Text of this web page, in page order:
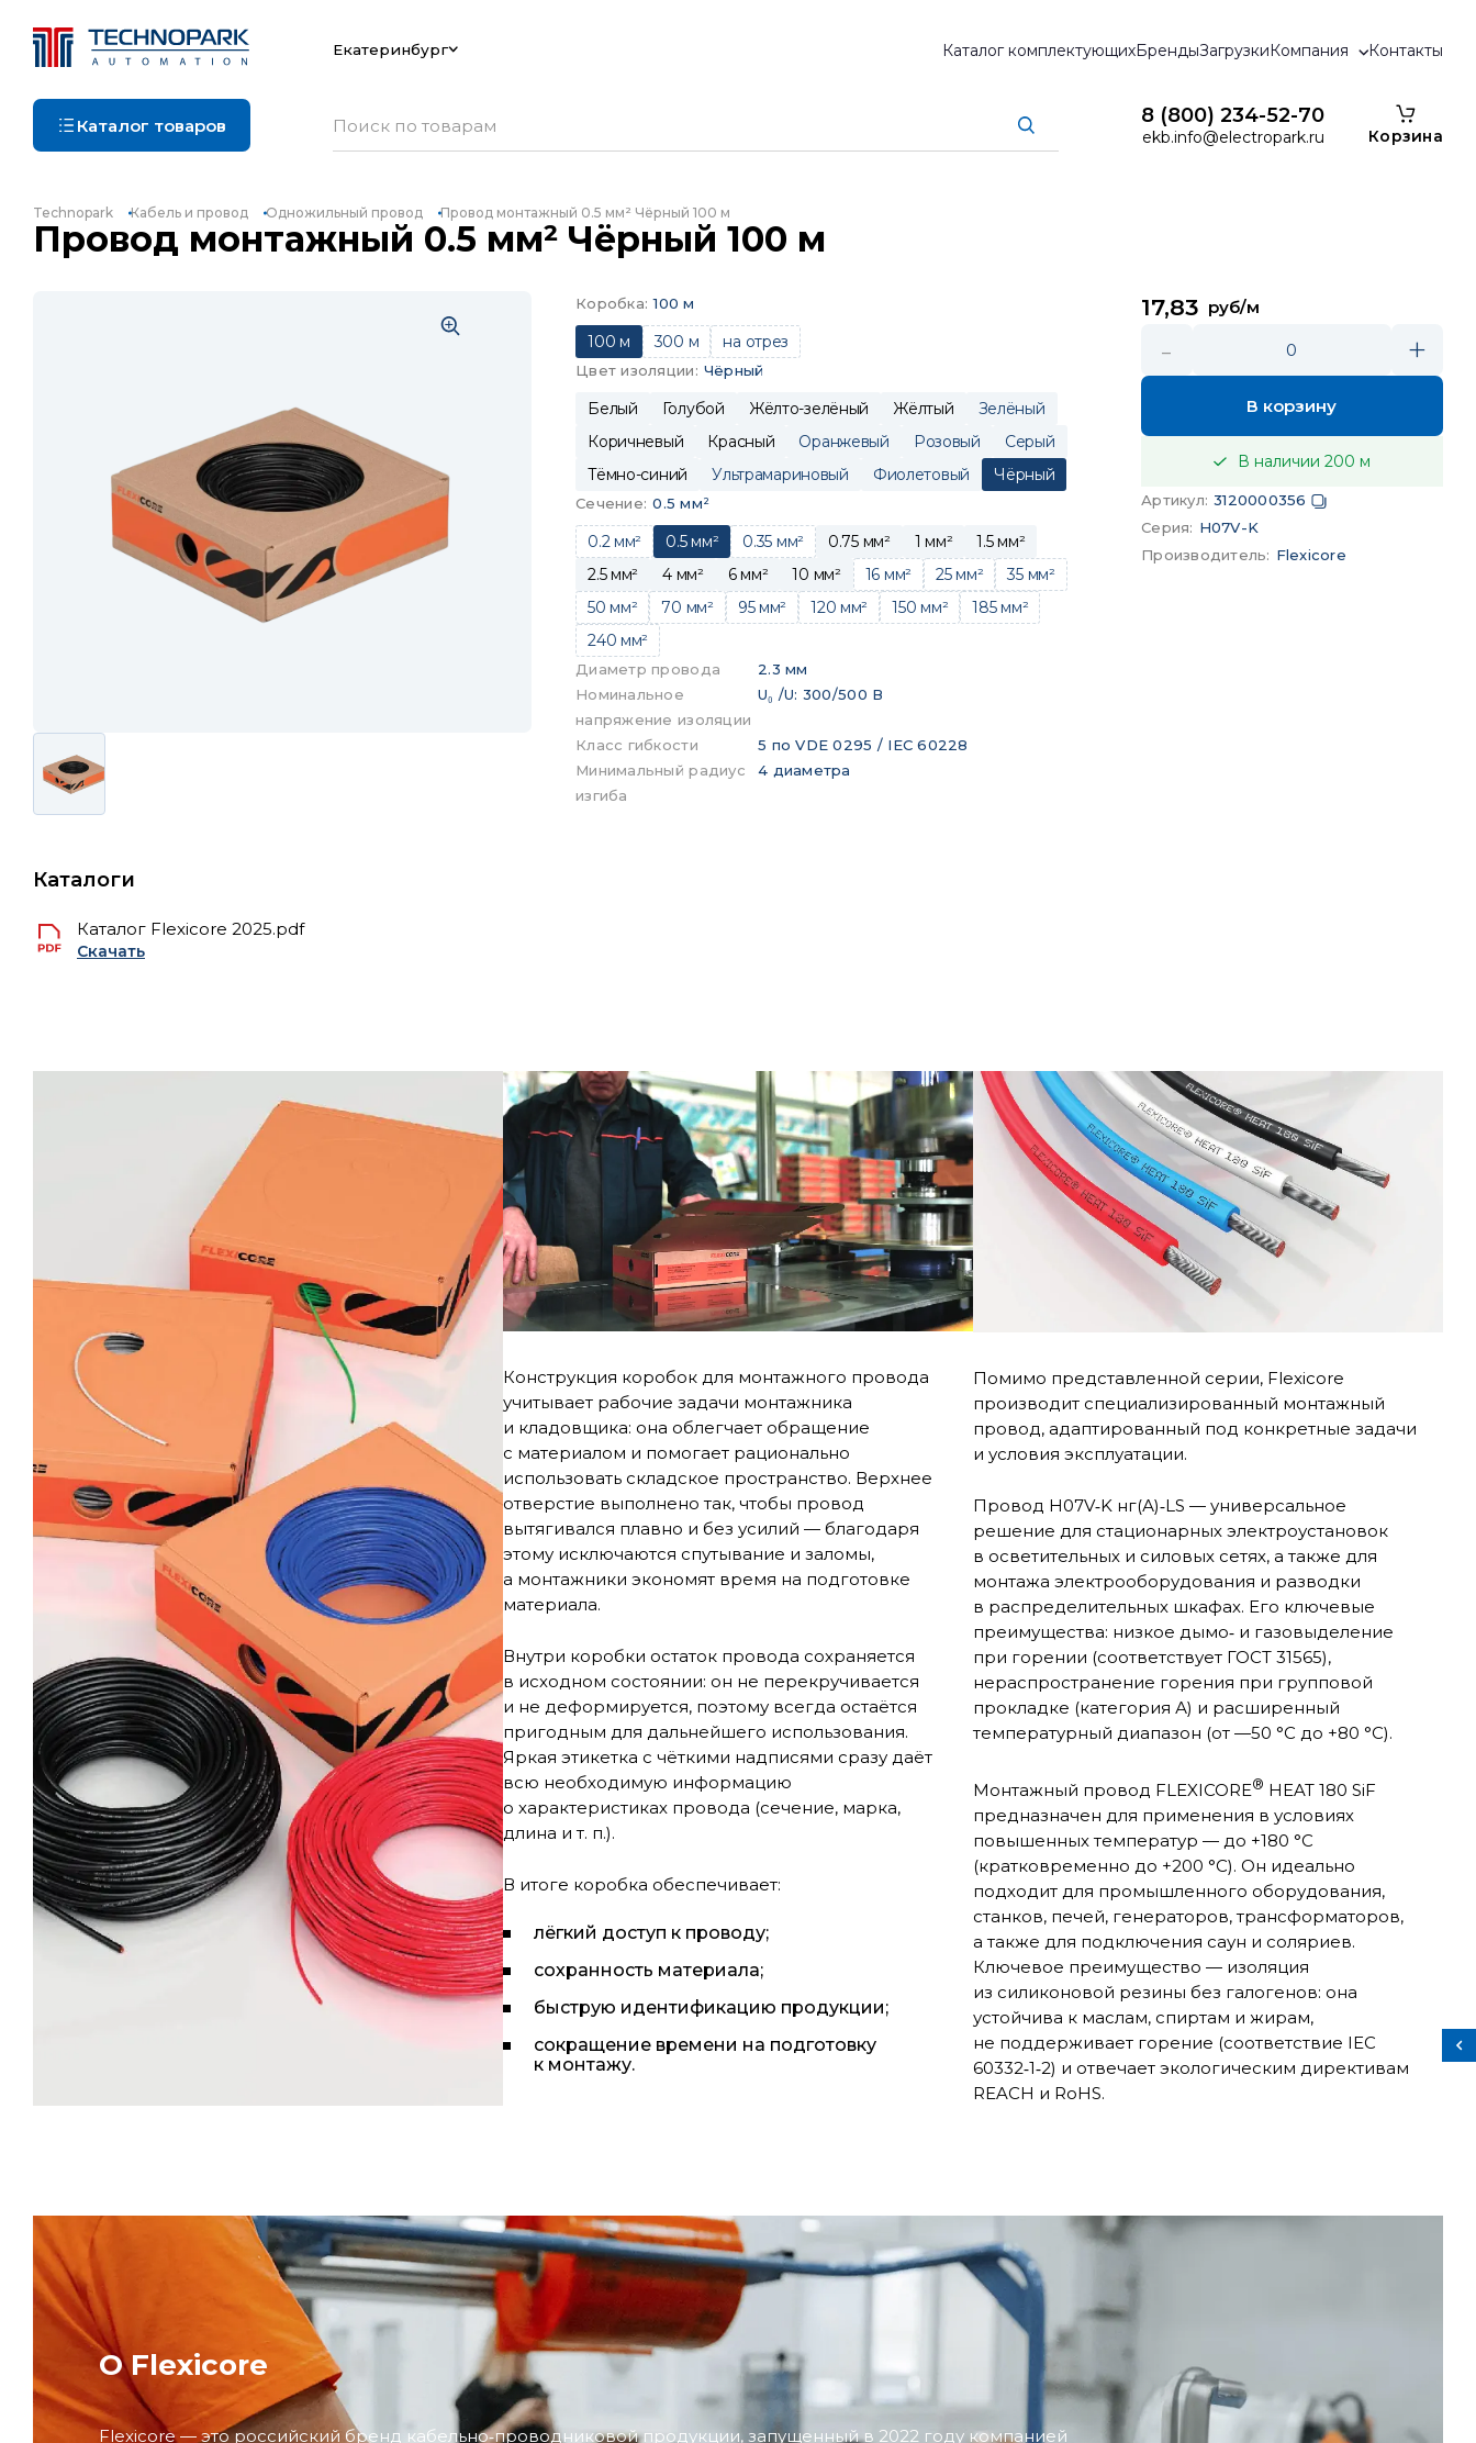
Екатеринбург Каталог комплектующихБрендыЗагрузкиКомпания Контакты
Каталог товаров 8 (800) 234-52-70
ekb.info@electropark.ru Корзина
Technopark Кабель и провод Одножильный провод Провод монтажный 0.5 мм² Чёрный 100 м
Провод монтажный 0.5 мм² Чёрный 100 м
Коробка: 100 м
100 м 300 м на отрез
Цвет изоляции: Чёрный
Белый Голубой Жёлто-зелёный Жёлтый
Зелёный
Коричневый
Красный Оранжевый Розовый
Серый
Тёмно-синий
Ультрамариновый Фиолетовый Чёрный
Сечение: 0.5 мм²
0.2 мм² 0.5 мм² 0.35 мм² 0.75 мм² 1 мм²
1.5 мм²
2.5 мм²
4 мм² 6 мм² 10 мм² 16 мм² 25 мм²
35 мм²
50 мм²
70 мм² 95 мм² 120 мм² 150 мм²
185 мм²
240 мм²
Диаметр провода
2.3 мм
Номинальное
напряжение изоляции
U₀ /U: 300/500 В
Класс гибкости
5 по VDE 0295 / IEC 60228
Минимальный радиус
изгиба
4 диаметра
17,83 руб/м
- 0 +
В корзину
В наличии 200 м
Артикул: 3120000356
Серия: H07V-K
Производитель: Flexicore
Каталоги
Каталог Flexicore 2025.pdf
Скачать
Конструкция коробок для монтажного провода
учитывает рабочие задачи монтажника
и кладовщика: она облегчает обращение
с материалом и помогает рационально
использовать складское пространство. Верхнее
отверстие выполнено так, чтобы провод
вытягивался плавно и без усилий — благодаря
этому исключаются спутывание и заломы,
а монтажники экономят время на подготовке
материала.
Внутри коробки остаток провода сохраняется
в исходном состоянии: он не перекручивается
и не деформируется, поэтому всегда остаётся
пригодным для дальнейшего использования.
Яркая этикетка с чёткими надписями сразу даёт
всю необходимую информацию
о характеристиках провода (сечение, марка,
длина и т. п.).
В итоге коробка обеспечивает:
лёгкий доступ к проводу;
сохранность материала;
быструю идентификацию продукции;
сокращение времени на подготовку
к монтажу.
Помимо представленной серии, Flexicore
производит специализированный монтажный
провод, адаптированный под конкретные задачи
и условия эксплуатации.
Провод H07V‑K нг(А)‑LS — универсальное
решение для стационарных электроустановок
в осветительных и силовых сетях, а также для
монтажа электрооборудования и разводки
в распределительных шкафах. Его ключевые
преимущества: низкое дымо‑ и газовыделение
при горении (соответствует ГОСТ 31565),
нераспространение горения при групповой
прокладке (категория А) и расширенный
температурный диапазон (от —50 °C до +80 °C).
Монтажный провод FLEXICORE® HEAT 180 SiF
предназначен для применения в условиях
повышенных температур — до +180 °C
(кратковременно до +200 °C). Он идеально
подходит для промышленного оборудования,
станков, печей, генераторов, трансформаторов,
а также для подключения саун и соляриев.
Ключевое преимущество — изоляция
из силиконовой резины без галогенов: она
устойчива к маслам, спиртам и жирам,
не поддерживает горение (соответствие IEC
60332‑1‑2) и отвечает экологическим директивам
REACH и RoHS.
О Flexicore
Flexicore — это российский бренд кабельно‑проводниковой продукции, запущенный в 2022 году компанией